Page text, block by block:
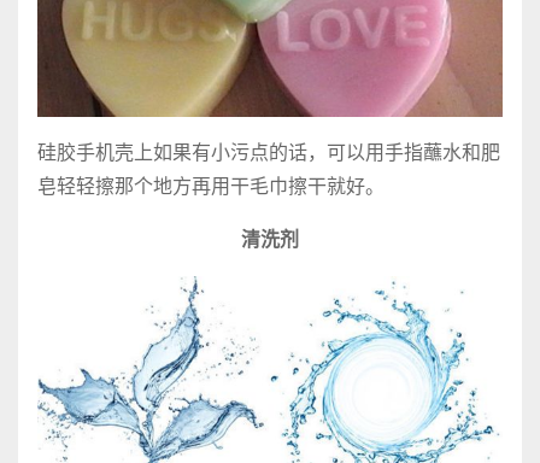
硅胶手机壳上如果有小污点的话，可以用手指蘸水和肥
皂轻轻擦那个地方再用干毛巾擦干就好。
清洗剂